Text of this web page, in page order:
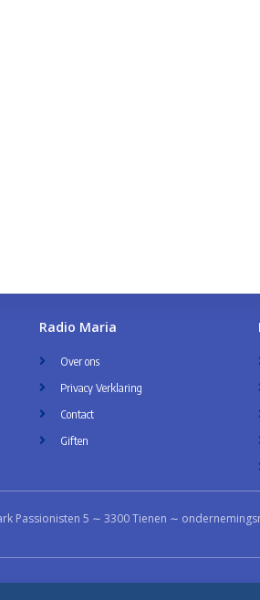
Radio Maria
Over ons
Privacy Verklaring
Contact
Giften
Passionisten 5 ∼ 3300 Tienen ∼